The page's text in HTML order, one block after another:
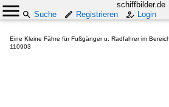
schiffbilder.de
Suche
Registrieren Login
Eine Kleine Fähre für Fußgänger u. Radfahrer im
110903